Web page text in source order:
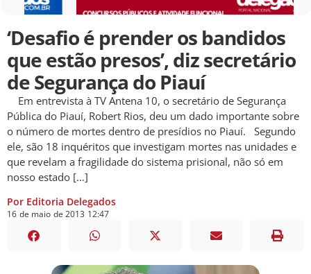
‘Desafio é prender os bandidos
que estão presos’, diz secretário
de Segurança do Piauí
Em entrevista à TV Antena 10, o secretário de Segurança
Pública do Piauí, Robert Rios, deu um dado importante sobre
o número de mortes dentro de presídios no Piauí. Segundo
ele, são 18 inquéritos que investigam mortes nas unidades e
que revelam a fragilidade do sistema prisional, não só em
nosso estado […]
Por Editoria Delegados
16 de maio de 2013 12:47